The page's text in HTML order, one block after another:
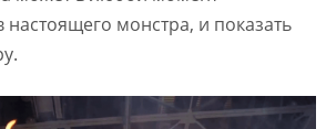
настоящего монстра, и показать